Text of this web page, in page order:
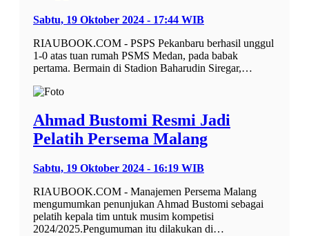
Sabtu, 19 Oktober 2024 - 17:44 WIB
RIAUBOOK.COM - PSPS Pekanbaru berhasil unggul
1-0 atas tuan rumah PSMS Medan, pada babak
pertama. Bermain di Stadion Baharudin Siregar,…
Ahmad Bustomi Resmi Jadi
Pelatih Persema Malang
Sabtu, 19 Oktober 2024 - 16:19 WIB
RIAUBOOK.COM - Manajemen Persema Malang
mengumumkan penunjukan Ahmad Bustomi sebagai
pelatih kepala tim untuk musim kompetisi
2024/2025.Pengumuman itu dilakukan di…